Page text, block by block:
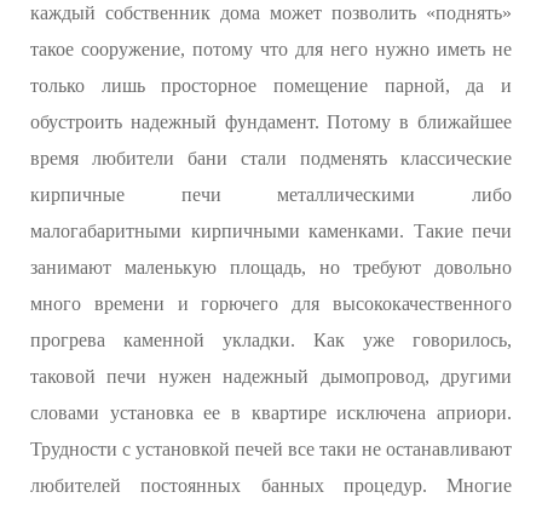
каждый собственник дома может позволить «поднять»
такое сооружение, потому что для него нужно иметь не
только лишь просторное помещение парной, да и
обустроить надежный фундамент. Потому в ближайшее
время любители бани стали подменять классические
кирпичные печи металлическими либо
малогабаритными кирпичными каменками. Такие печи
занимают маленькую площадь, но требуют довольно
много времени и горючего для высококачественного
прогрева каменной укладки. Как уже говорилось,
таковой печи нужен надежный дымопровод, другими
словами установка ее в квартире исключена априори.
Трудности с установкой печей все таки не останавливают
любителей постоянных банных процедур. Многие